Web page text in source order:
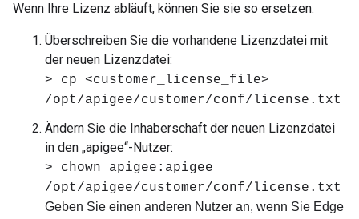
Wenn Ihre Lizenz abläuft, können Sie sie so ersetzen:
Überschreiben Sie die vorhandene Lizenzdatei mit
der neuen Lizenzdatei:
> cp <customer_license_file>
/opt/apigee/customer/conf/license.txt
Ändern Sie die Inhaberschaft der neuen Lizenzdatei
in den „apigee“-Nutzer:
> chown apigee:apigee
/opt/apigee/customer/conf/license.txt
Geben Sie einen anderen Nutzer an, wenn Sie Edge